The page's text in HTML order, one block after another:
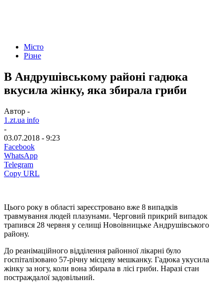
Місто
Різне
В Андрушівському районі гадюка
вкусила жінку, яка збирала гриби
Автор -
1.zt.ua info
-
03.07.2018 - 9:23
Facebook
WhatsApp
Telegram
Copy URL
Цього року в області зареєстровано вже 8 випадків
травмування людей плазунами. Черговий прикрий випадок
трапився 28 червня у селищі Новоівницьке Андрушівського
району.
До реанімаційного відділення районної лікарні було
госпіталізовано 57-річну місцеву мешканку. Гадюка укусила
жінку за ногу, коли вона збирала в лісі гриби. Наразі стан
постраждалої задовільний.